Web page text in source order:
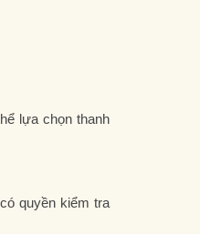
lựa chọn thanh
quyền kiểm tra